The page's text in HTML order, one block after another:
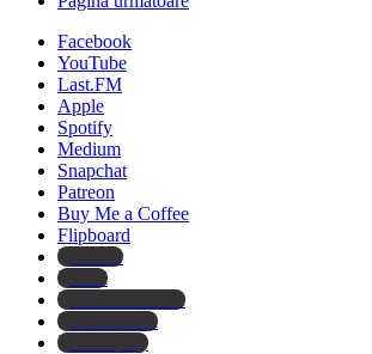
Facebook
YouTube
Last.FM
Apple
Spotify
Medium
Snapchat
Patreon
Buy Me a Coffee
Flipboard
Deezer
Tidal
Amazon Music
Audiomack
Boomplay